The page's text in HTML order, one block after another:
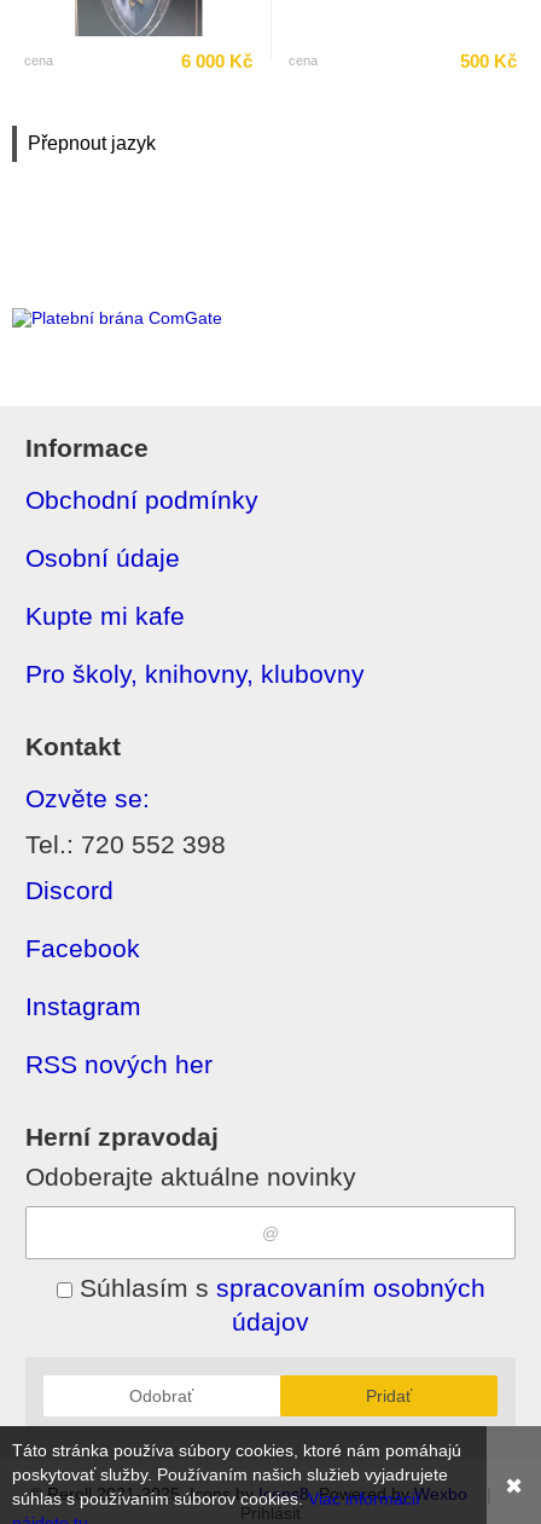
Přepnout jazyk
cena 6 000 Kč cena 500 Kč
Informace
Obchodní podmínky
Osobní údaje
Kupte mi kafe
Pro školy, knihovny, klubovny
Kontakt
Ozvěte se:
Tel.: 720 552 398
Discord
Facebook
Instagram
RSS nových her
Herní zpravodaj
Odoberajte aktuálne novinky
Súhlasím s spracovaním osobných
údajov
Odobrať Pridať
© Reroll 2021-2025, Icons byIcons8, Powered byWexbo |
Prihlásiť
Táto stránka používa súbory cookies, ktoré nám pomáhajú
poskytovať služby. Používaním našich služieb vyjadrujete
súhlas s používaním súborov cookies.Viac informácií
✖